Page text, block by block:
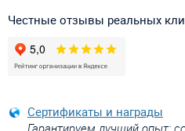
Честные отзывы реальных
Сертификаты и награды
Гарантируем лучший опыт: